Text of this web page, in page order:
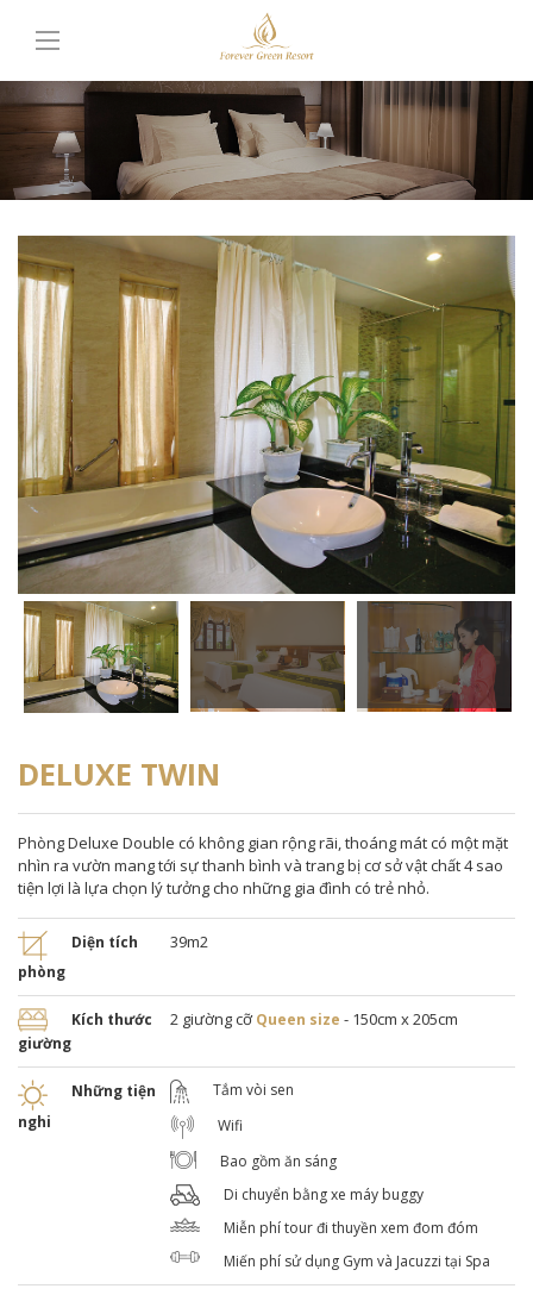
DELUXE TWIN
Phòng Deluxe Double có không gian rộng rãi, thoáng mát có một mặt
nhìn ra vườn mang tới sự thanh bình và trang bị cơ sở vật chất 4 sao
tiện lợi là lựa chọn lý tưởng cho những gia đình có trẻ nhỏ.
Diện tích
phòng
39m2
Kích thước
giường
2 giường cỡQueen size - 150cm x 205cm
Những tiện
nghi
Tắm vòi sen
Wifi
Bao gồm ăn sáng
Di chuyển bằng xe máy buggy
Miễn phí tour đi thuyền xem đom đóm
Miến phí sử dụng Gym và Jacuzzi tại Spa